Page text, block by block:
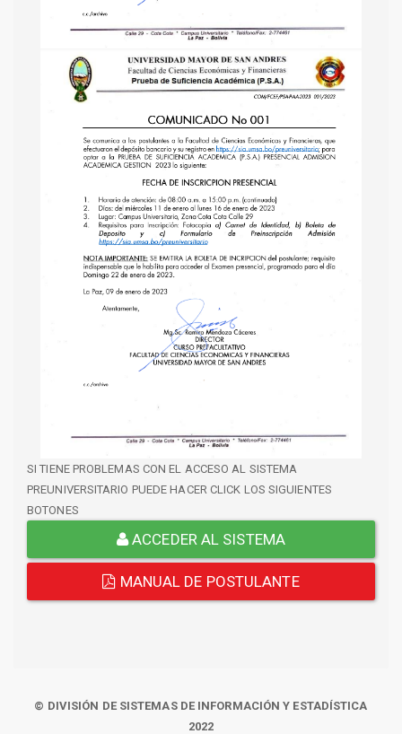
SI TIENE PROBLEMAS CON EL ACCESO AL SISTEMA
PREUNIVERSITARIO PUEDE HACER CLICK LOS SIGUIENTES
BOTONES
ACCEDER AL SISTEMA
MANUAL DE POSTULANTE
© DIVISIÓN DE SISTEMAS DE INFORMACIÓN Y ESTADÍSTICA
2022